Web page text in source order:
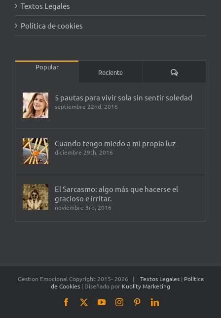
Textos Legales
Política de cookies
Popular
Reciente Comentarios
5 pautas para vivir sola sin sentir soledad
septiembre 22nd, 2016
Cuando tengo miedo a mi propia luz
diciembre 29th, 2016
El Sarcasmo: algo más que hacerse el
gracioso e irritar.
noviembre 3rd, 2016
Gestion Emocional Copyright 2015- 2026 | Textos Legales | Política
de Cookies | Diseñado por Kuolity Marketing
Facebook
YouTubeInstagramPinterestLinkedIn